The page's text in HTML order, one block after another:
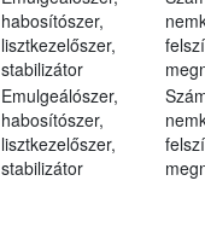
habosítószer,
lisztkezelőszer,
stabilizátor
Emulgeálószer,
habosítószer,
lisztkezelőszer,
stabilizátor